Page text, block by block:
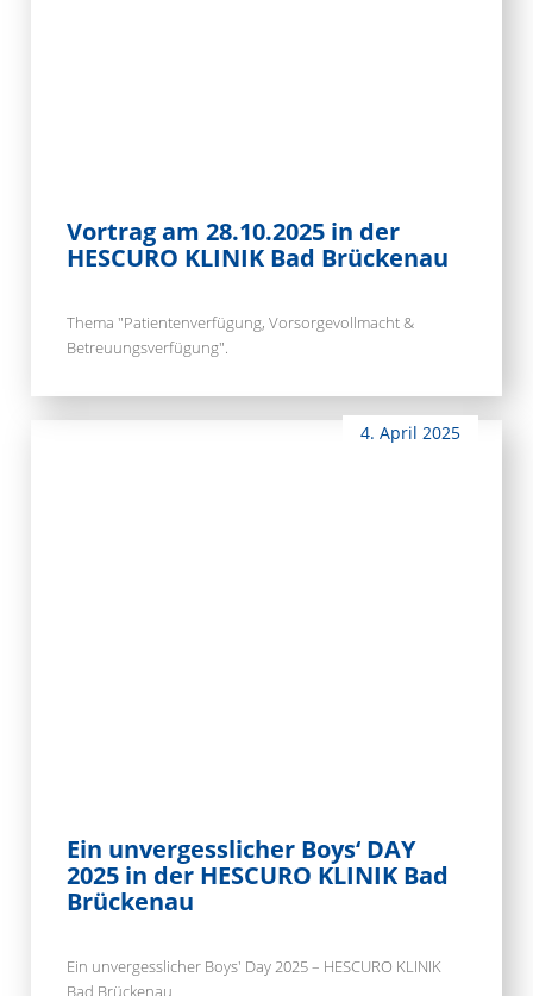
Vortrag am 28.10.2025 in der
HESCURO KLINIK Bad Brückenau
Thema "Patientenverfügung, Vorsorgevollmacht &
Betreuungsverfügung".
Ein unvergesslicher Boys‘ DAY
2025 in der HESCURO KLINIK Bad
Brückenau
4. April 2025
Ein unvergesslicher Boys' Day 2025 – HESCURO KLINIK
Bad Brückenau